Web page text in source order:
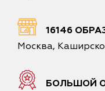
16146
Москва,
БОЛЬШОЙ